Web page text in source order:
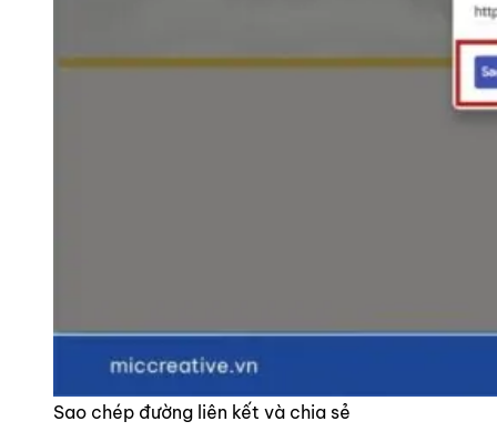
Sao chép đường liên kết và chia sẻ